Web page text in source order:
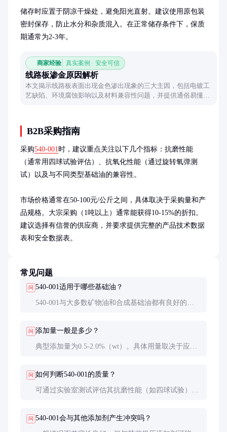
储存时应置于阴凉干燥处，避免阳光直射。建议使用原包装
密封保存，防止水分和杂质混入。在正常储存条件下，保质
期通常为2-3年。
商家经验 真实案例 · 安全可信
线路板渗金原因解析
本文揭示线路板表面出现金色渗出现象的三大主因，包括电镀工
艺缺陷、环境腐蚀影响以及材料兼容性问题，并提供通俗易懂的
B2B采购指南
采购540-001时，建议重点关注以下几个指标：抗磨性能
（通常用四球试验评估）、抗氧化性能（通过旋转氧弹测
试）以及与不同类型基础油的兼容性。
市场价格通常在50-100元/公斤之间，具体取决于采购量和产
品规格。大宗采购（1吨以上）通常能获得10-15%的折扣。
建议选择有信誉的供应商，并要求提供完整的产品技术数据
表和安全数据表。
常见问题
问 540-001适用于哪些基础油？
540-001与大多数矿物油和合成基础油都有良好的兼
问 添加量一般是多少？
典型添加量为0.5-2.0%（wt）。具体用量取决于应用
问 如何判断540-001的质量？
可通过实验室测试评估其抗磨性能（如四球试验）和
问 540-001会与其他添加剂产生冲突吗？